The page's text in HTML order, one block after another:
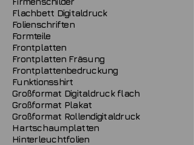
Flachbett Digitaldruck
Folienschriften
Formteile
Frontplatten
Frontplatten Fräsung
Frontplattenbedruckung
Funktionsshirt
Großformat Digitaldruck flach
Großformat Plakat
Großformat Rollendigitaldruck
Hartschaumplatten
Hinterleuchtfolien